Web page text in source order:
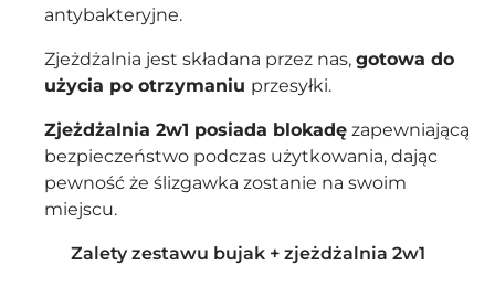
antybakteryjne.
Zjeżdżalnia jest składana przez nas, gotowa do
użycia po otrzymaniu przesyłki.
Zjeżdżalnia 2w1 posiada blokadę zapewniającą
bezpieczeństwo podczas użytkowania, dając
pewność że ślizgawka zostanie na swoim
miejscu.
Zalety zestawu bujak + zjeżdżalnia 2w1